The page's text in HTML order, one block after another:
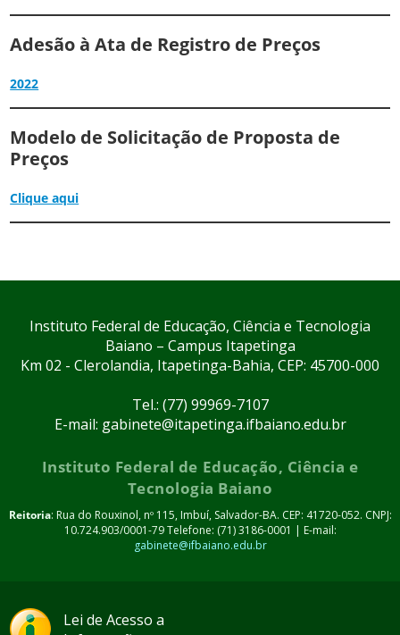
Adesão à Ata de Registro de Preços
2022
Modelo de Solicitação de Proposta de
Preços
Clique aqui
Instituto Federal de Educação, Ciência e Tecnologia
Baiano – Campus Itapetinga
Km 02 - Clerolandia, Itapetinga-Bahia, CEP: 45700-000
Tel.: (77) 99969-7107
E-mail: gabinete@itapetinga.ifbaiano.edu.br
Instituto Federal de Educação, Ciência e
Tecnologia Baiano
Reitoria: Rua do Rouxinol, nº 115, Imbuí, Salvador-BA. CEP: 41720-052. CNPJ:
10.724.903/0001-79 Telefone: (71) 3186-0001 | E-mail:
gabinete@ifbaiano.edu.br
Lei de Acesso a